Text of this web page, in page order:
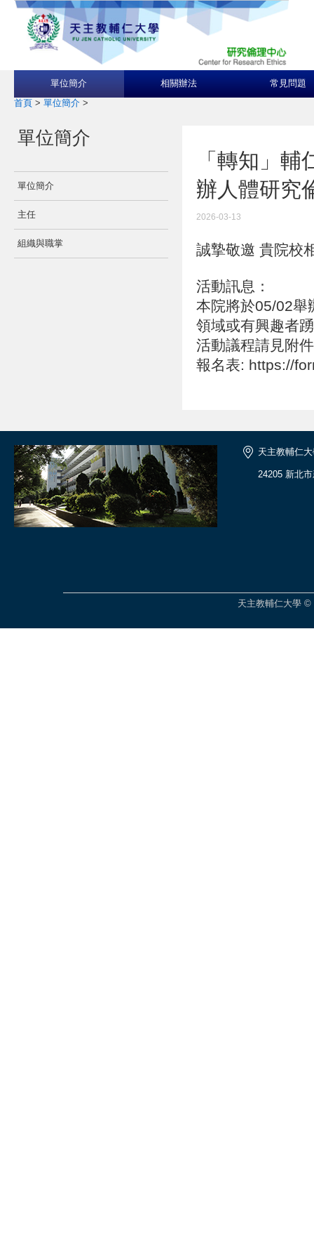
單位簡介 相關辦法 常見問題
首頁 > 單位簡介 >
單位簡介
單位簡介
主任
組織與職掌
「轉知」
辦人體研究
2026-03-13
誠摯敬邀 貴院校
活動訊息：
本院將於05/02舉
領域或有興趣者
活動議程請見附
報名表: https://
天主教輔仁
24205 新北
天主教輔仁大學 ©